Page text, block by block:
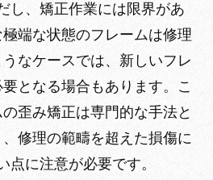
し、矯正作業には限界があ
端な状態のフレームは修理
なケースでは、新しいフレ
となる場合もあります。こ
歪み矯正は専門的な手法と
修理の範疇を超えた損傷に
点に注意が必要です。